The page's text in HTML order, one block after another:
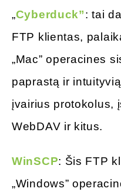
„Cyberduck”: tai
FTP klientas,
„Mac” operacines
paprastą ir
įvairius protokolus,
WebDAV ir kitus.
WinSCP: Šis FTP
„Windows”